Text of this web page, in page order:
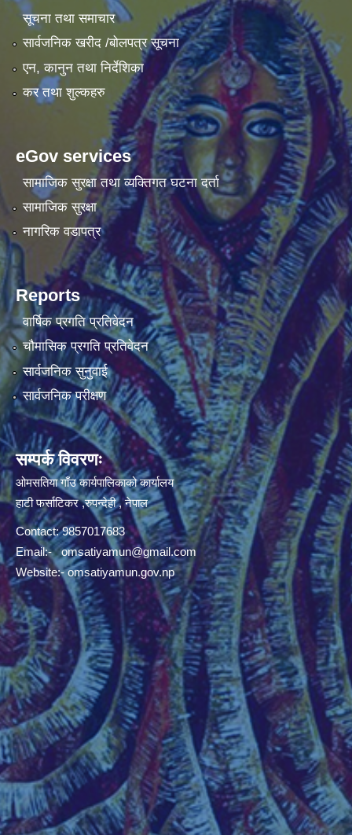
सूचना तथा समाचार
सार्वजनिक खरीद /बोलपत्र सूचना
एन, कानुन तथा निर्देशिका
कर तथा शुल्कहरु
eGov services
सामाजिक सुरक्षा तथा व्यक्तिगत घटना दर्ता
सामाजिक सुरक्षा
नागरिक वडापत्र
Reports
वार्षिक प्रगति प्रतिवेदन
चौमासिक प्रगति प्रतिवेदन
सार्वजनिक सुनुवाई
सार्वजनिक परीक्षण
सम्पर्क विवरणः
ओमसतिया गाँउ कार्यपालिकाको कार्यालय
हाटी फर्साटिकर ,रुपन्देही , नेपाल
Contact: 9857017683
Email:-omsatiyamun@gmail.com
Website:- omsatiyamun.gov.np